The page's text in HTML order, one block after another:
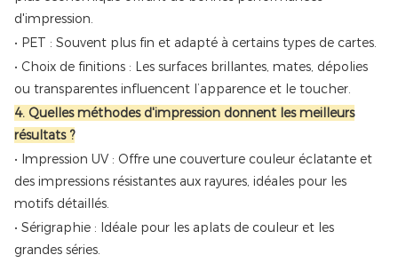
d'impression.
• PET : Souvent plus fin et adapté à certains types de cartes.
• Choix de finitions : Les surfaces brillantes, mates, dépolies
ou transparentes influencent l’apparence et le toucher.
4. Quelles méthodes d'impression donnent les meilleurs
résultats ?
• Impression UV : Offre une couverture couleur éclatante et
des impressions résistantes aux rayures, idéales pour les
motifs détaillés.
• Sérigraphie : Idéale pour les aplats de couleur et les
grandes séries.